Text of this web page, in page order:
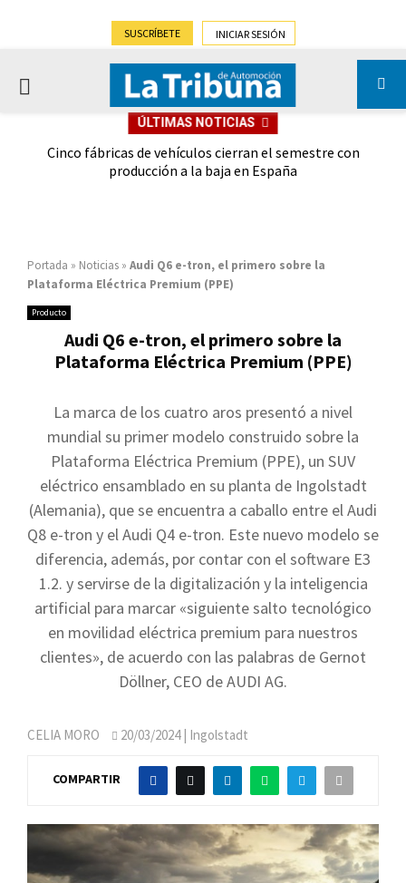
SUSCRÍBETE INICIAR SESIÓN
PRIMARY
ÚLTIMAS NOTICIAS
Cinco fábricas de vehículos cierran el semestre con
producción a la baja en España
Portada » Noticias » Audi Q6 e-tron, el primero sobre la
Plataforma Eléctrica Premium (PPE)
Producto
Audi Q6 e-tron, el primero sobre la
Plataforma Eléctrica Premium (PPE)
La marca de los cuatro aros presentó a nivel
mundial su primer modelo construido sobre la
Plataforma Eléctrica Premium (PPE), un SUV
eléctrico ensamblado en su planta de Ingolstadt
(Alemania), que se encuentra a caballo entre el Audi
Q8 e-tron y el Audi Q4 e-tron. Este nuevo modelo se
diferencia, además, por contar con el software E3
1.2. y servirse de la digitalización y la inteligencia
artificial para marcar «siguiente salto tecnológico
en movilidad eléctrica premium para nuestros
clientes», de acuerdo con las palabras de Gernot
Döllner, CEO de AUDI AG.
CELIA MORO 20/03/2024| Ingolstadt
COMPARTIR